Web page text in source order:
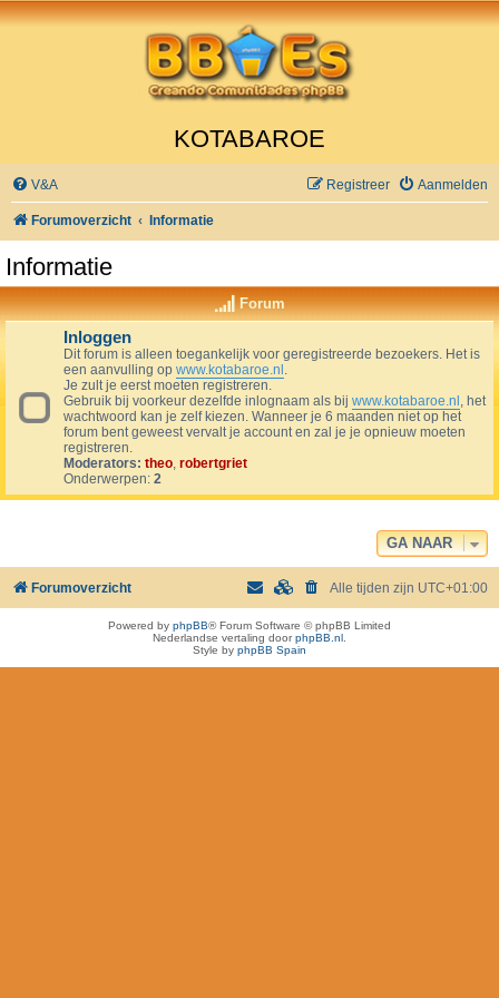
KOTABAROE
V&A Aanmelden
Registreer
Forumoverzicht Informatie
Informatie
Forum
Inloggen
Dit forum is alleen toegankelijk voor geregistreerde bezoekers. Het is
een aanvulling op www.kotabaroe.nl .
Je zult je eerst moeten registreren.
Gebruik bij voorkeur dezelfde inlognaam als bij www.kotabaroe.nl , het
wachtwoord kan je zelf kiezen. Wanneer je 6 maanden niet op het
forum bent geweest vervalt je account en zal je je opnieuw moeten
registreren.
Moderators: theo, robertgriet
Onderwerpen: 2
GA NAAR
Forumoverzicht Alle tijden zijn UTC+01:00
Powered by phpBB® Forum Software © phpBB Limited
Nederlandse vertaling doorphpBB.nl.
Style by phpBB Spain